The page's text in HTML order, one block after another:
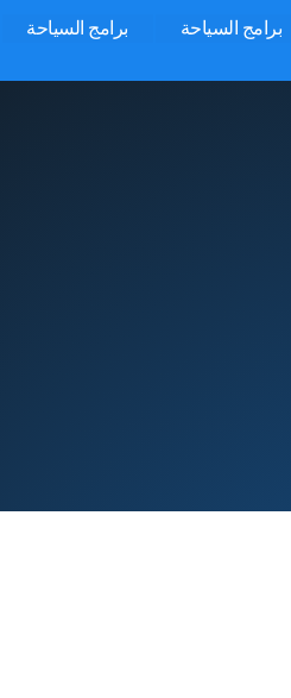
برامج السياحة برامج السياحة